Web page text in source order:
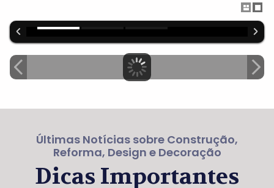
Últimas Notícias sobre Construção,
Reforma, Design e Decoração
Dicas Importantes